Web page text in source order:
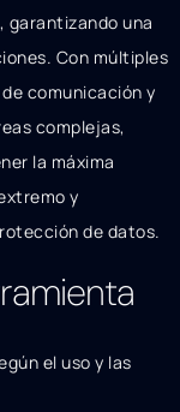
garantizando una
Con múltiples
comunicación y
complejas,
la máxima
y
de datos.
el uso y las